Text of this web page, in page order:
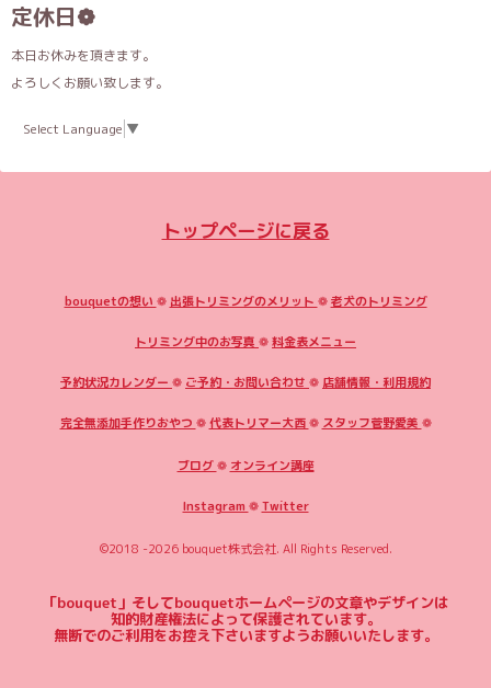
定休日❁︎
本日お休みを頂きます。
よろしくお願い致します。
Select Language ▼
トップページに戻る
bouquetの想い ❁ 出張トリミングのメリット ❁老犬のトリミング
トリミング中のお写真 ❁料金表メニュー
予約状況カレンダー ❁ ご予約・お問い合わせ ❁ 店舗情報・利用規約
完全無添加手作りおやつ ❁代表トリマー大西❁ スタッフ菅野愛美 ❁
ブログ❁ オンライン講座
Instagram ❁Twitter
©2018 -2026 bouquet株式会社. All Rights Reserved.
「bouquet」そしてbouquetホームページの文章やデザインは
知的財産権法によって保護されています。
無断でのご利用をお控え下さいますようお願いいたします。